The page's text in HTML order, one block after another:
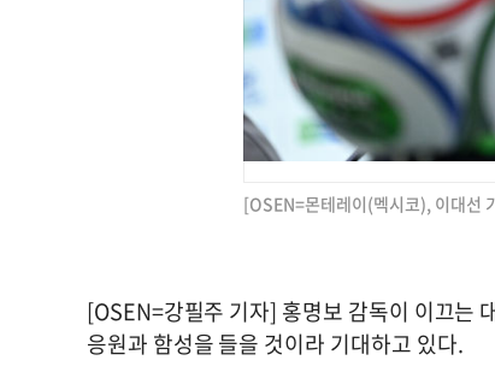
[OSEN=몬테레이(멕시코), 이대선
[OSEN=강필주 기자] 홍명보 감독이 이끄는
응원과 함성을 들을 것이라 기대하고 있다.